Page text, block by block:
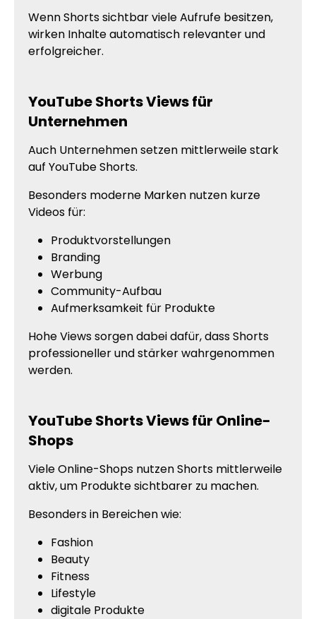
Wenn Shorts sichtbar viele Aufrufe besitzen,
wirken Inhalte automatisch relevanter und
erfolgreicher.
YouTube Shorts Views für
Unternehmen
Auch Unternehmen setzen mittlerweile stark
auf YouTube Shorts.
Besonders moderne Marken nutzen kurze
Videos für:
Produktvorstellungen
Branding
Werbung
Community-Aufbau
Aufmerksamkeit für Produkte
Hohe Views sorgen dabei dafür, dass Shorts
professioneller und stärker wahrgenommen
werden.
YouTube Shorts Views für Online-
Shops
Viele Online-Shops nutzen Shorts mittlerweile
aktiv, um Produkte sichtbarer zu machen.
Besonders in Bereichen wie:
Fashion
Beauty
Fitness
Lifestyle
digitale Produkte